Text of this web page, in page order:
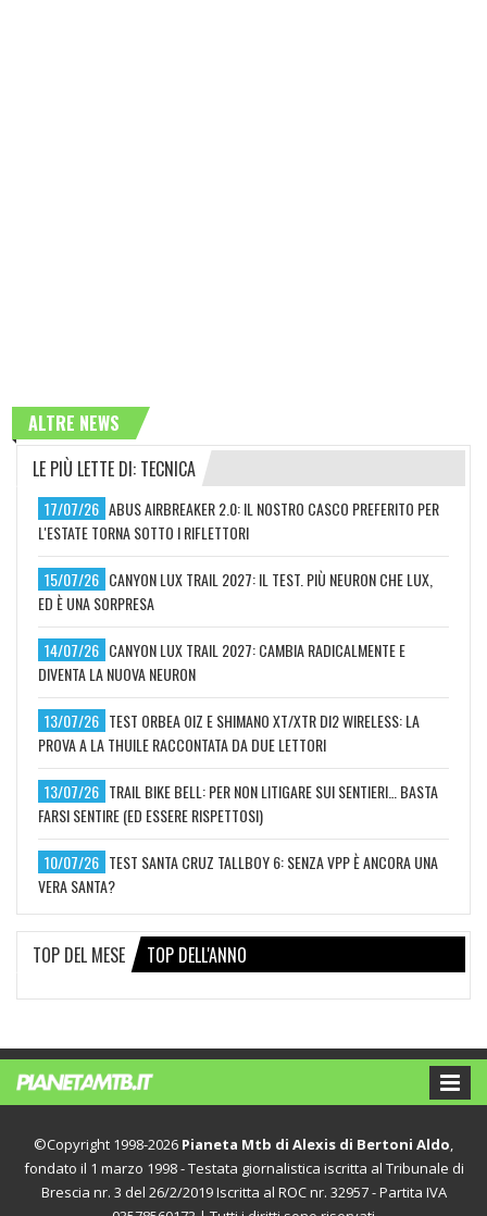
ALTRE NEWS
LE PIÙ LETTE DI: TECNICA
17/07/26 ABUS AIRBREAKER 2.0: IL NOSTRO CASCO PREFERITO PER
L'ESTATE TORNA SOTTO I RIFLETTORI
15/07/26 CANYON LUX TRAIL 2027: IL TEST. PIÙ NEURON CHE LUX,
ED È UNA SORPRESA
14/07/26 CANYON LUX TRAIL 2027: CAMBIA RADICALMENTE E
DIVENTA LA NUOVA NEURON
13/07/26 TEST ORBEA OIZ E SHIMANO XT/XTR DI2 WIRELESS: LA
PROVA A LA THUILE RACCONTATA DA DUE LETTORI
13/07/26 TRAIL BIKE BELL: PER NON LITIGARE SUI SENTIERI… BASTA
FARSI SENTIRE (ED ESSERE RISPETTOSI)
10/07/26 TEST SANTA CRUZ TALLBOY 6: SENZA VPP È ANCORA UNA
VERA SANTA?
TOP DEL MESE TOP DELL'ANNO
©Copyright 1998-2026 Pianeta Mtb di Alexis di Bertoni Aldo,
fondato il 1 marzo 1998 - Testata giornalistica iscritta al Tribunale di
Brescia nr. 3 del 26/2/2019 Iscritta al ROC nr. 32957 - Partita IVA